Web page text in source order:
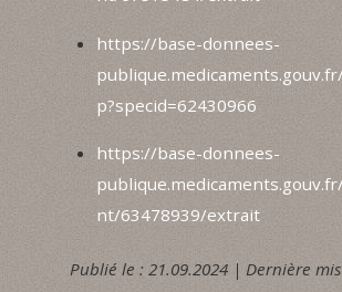
https://base-donnees-
p?specid=62430966
https://base-donnees-
nt/63478939/extrait
Publié le : 21.09.2024 | Dernière